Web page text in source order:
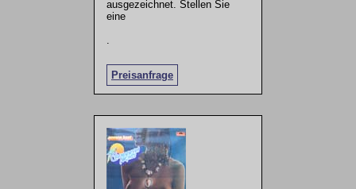
ausgezeichnet. Stellen Sie
eine
Preisanfrage